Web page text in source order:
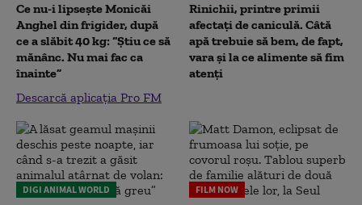
Ce nu-i lipsește Monicăi
Anghel din frigider, după
ce a slăbit 40 kg: “Știu ce să
mănânc. Nu mai fac ca
înainte”
Descarcă aplicația Pro FM
Rinichii, printre primii
afectați de caniculă. Câtă
apă trebuie să bem, de fapt,
vara și la ce alimente să fim
atenți
DIGI ANIMAL WORLD FILM NOW